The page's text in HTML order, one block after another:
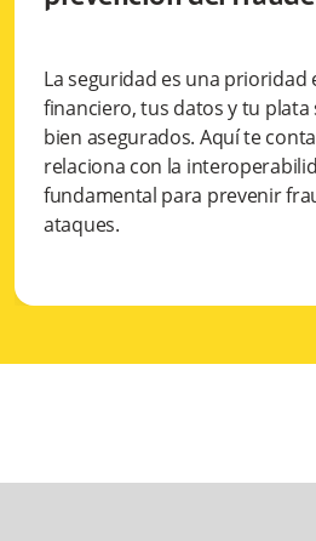
La seguridad es una prioridad
financiero, tus datos y tu
bien asegurados. Aquí te
relaciona con la
fundamental para prevenir
ataques.